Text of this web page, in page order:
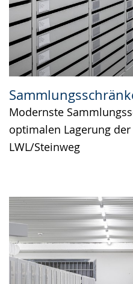
Modernste
optimalen Lagerung
LWL/Steinweg